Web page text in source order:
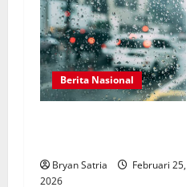
Berita Nasional
Bryan Satria
Februari 25,
2026